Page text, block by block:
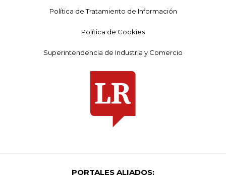
Política de Tratamiento de Información
Política de Cookies
Superintendencia de Industria y Comercio
PORTALES ALIADOS: